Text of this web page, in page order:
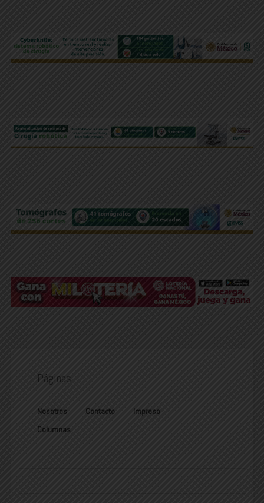
Páginas
Nosotros Contacto
Impreso
Columnas